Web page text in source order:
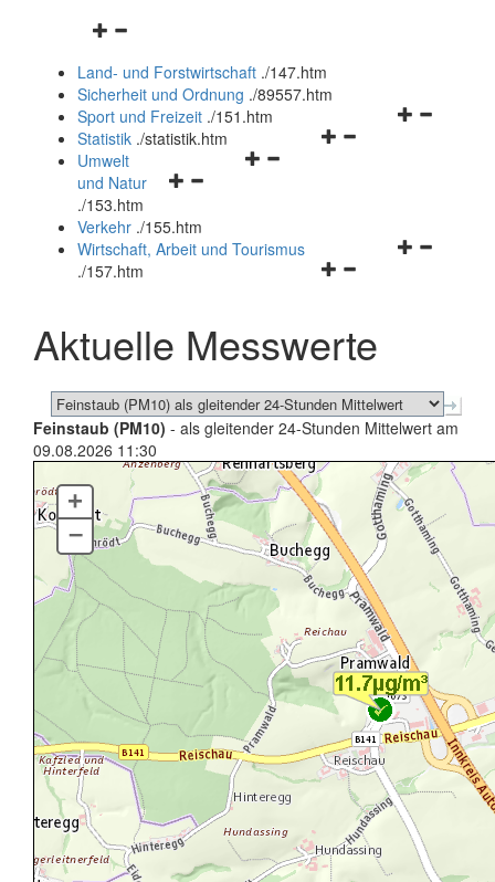
Navigationsmenü
und
schließen
Land- und Forstwirtschaft ./147.htm
Sicherheit und Ordnung ./89557.htm
Navigationsmenü
Sport und Freizeit ./151.htm
Navigationsmenü
Statistik ./statistik.htm
Navigationsmenü
und
schließen
Umwelt
und Natur
./153.htm
Verkehr ./155.htm
Navigationsmenü
schließen
Wirtschaft, Arbeit und Tourismus
./157.htm
Aktuelle Messwerte
Feinstaub (PM10) - als gleitender 24-Stunden Mittelwert am
09.08.2026 11:30
+
–